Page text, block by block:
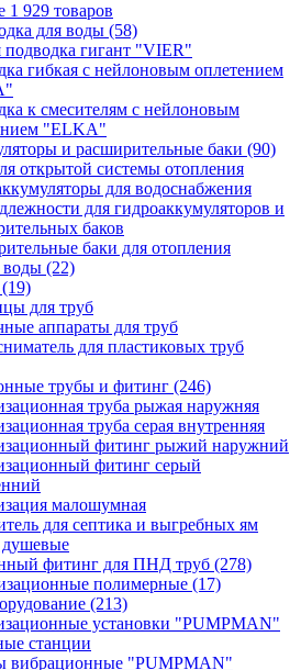
1 929 товаров
для воды (58)
подводка гигант "VIER"
гибкая с нейлоновым оплетением
к смесителям с нейлоновым
"ELKA"
и расширительные баки (90)
открытой системы отопления
для водоснабжения
для гидроаккумуляторов и
баков
баки для отопления
воды (22)
(19)
для труб
аппараты для труб
для пластиковых труб
трубы и фитинг (246)
труба рыжая наружняя
труба серая внутренняя
фитинг рыжий наружний
фитинг серый
малошумная
для септика и выгребных ям
фитинг для ПНД труб (278)
полимерные (17)
(213)
установки "PUMPMAN"
станции
вибрационные "PUMPMAN"